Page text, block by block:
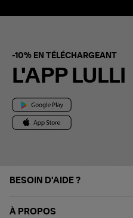
-10% EN TÉLÉCHARGEANT
L'APP LULLI
BESOIN D'AIDE ?
À PROPOS